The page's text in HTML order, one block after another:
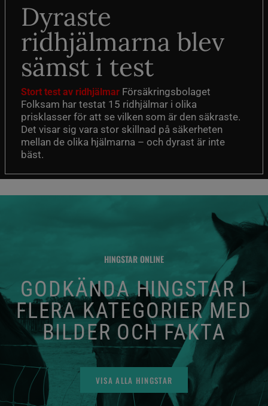
Dyraste
ridhjälmarna blev
sämst i test
Stort test av ridhjälmar Försäkringsbolaget
Folksam har testat 15 ridhjälmar i olika
prisklasser för att se vilken som är den säkraste.
Det visar sig vara stor skillnad på säkerheten
mellan de olika hjälmarna – och dyrast är inte
bäst.
HINGSTAR ONLINE
GODKÄNDA HINGSTAR I
FLERA KATEGORIER MED
BILDER OCH FAKTA
VISA ALLA HINGSTAR